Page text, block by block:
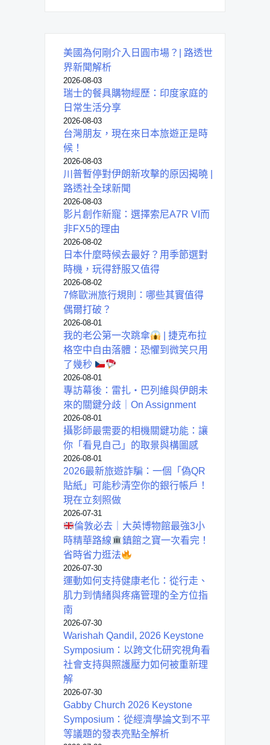
美國為何剛介入日圓市場？| 路透世
界新聞解析
2026-08-03
瑞士的餐具購物經歷：印度家庭的
日常生活分享
2026-08-03
台灣朋友，現在來日本旅遊正是時
候！
2026-08-03
川普暫停對伊朗新攻擊的原因揭曉 |
路透社全球新聞
2026-08-03
影片創作新寵：選擇索尼A7R VI而
非FX5的理由
2026-08-02
日本什麼時候去最好？用季節選對
時機，玩得舒服又值得
2026-08-02
7條歐洲旅行規則：哪些其實值得
偶爾打破？
2026-08-01
我的老公第一次跳傘
| 捷克布拉
格空中自由落體：恐懼到微笑只用
了幾秒
2026-08-01
專訪幕後：雷扎・巴列維與伊朗未
來的關鍵分歧｜On Assignment
2026-08-01
攝影師最需要的相機關鍵功能：讓
你「看見自己」的取景與構圖感
2026-08-01
2026最新旅遊詐騙：一個「偽QR
貼紙」可能秒清空你的銀行帳戶！
現在立刻照做
2026-07-31
倫敦必去｜大英博物館最強3小
時精華路線
鎮館之寶一次看完！
省時省力逛法
2026-07-30
運動如何支持健康老化：從行走、
肌力到情緒與疼痛管理的全方位指
南
2026-07-30
Warishah Qandil, 2026 Keystone
Symposium：以跨文化研究視角看
社會支持與照護壓力如何被重新理
解
2026-07-30
Gabby Church 2026 Keystone
Symposium：從經濟學論文到不平
等議題的發表亮點全解析